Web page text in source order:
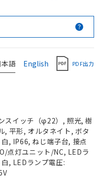
本語 English PDF出力
スイッチ（φ22）, 照光, 樹
, 平形, オルタネイト, ボタ
白, IP66, ねじ端子台, 接点
点灯ユニット/NC, LEDラ
白, LEDランプ電圧: